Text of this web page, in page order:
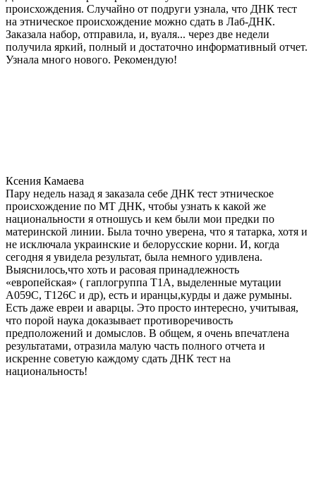
происхождения. Случайно от подруги узнала, что ДНК тест
на этническое происхождение можно сдать в Лаб-ДНК.
Заказала набор, отправила, и, вуаля... через две недели
получила яркий, полный и достаточно информативный отчет.
Узнала много нового. Рекомендую!
Ксения Камаева
Пару недель назад я заказала себе ДНК тест этническое
происхождение по МТ ДНК, чтобы узнать к какой же
национальности я отношусь и кем были мои предки по
материнской линии. Была точно уверена, что я татарка, хотя и
не исключала украинские и белорусские корни. И, когда
сегодня я увидела результат, была немного удивлена.
Выяснилось,что хоть и расовая принадлежность
«европейская» ( гаплогруппа T1A, выделенные мутации
A059C, T126C и др), есть и иранцы,курды и даже румыны.
Есть даже евреи и аварцы. Это просто интересно, учитывая,
что порой наука доказывает противоречивость
предположений и домыслов. В общем, я очень впечатлена
результатами, отразила малую часть полного отчета и
искренне советую каждому сдать ДНК тест на
национальность!